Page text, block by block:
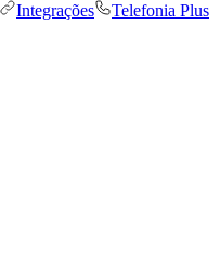
Integrações
Telefonia Plus